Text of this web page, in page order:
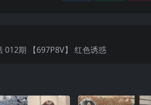
白恬恬 012期 【697P8V】 红色诱惑